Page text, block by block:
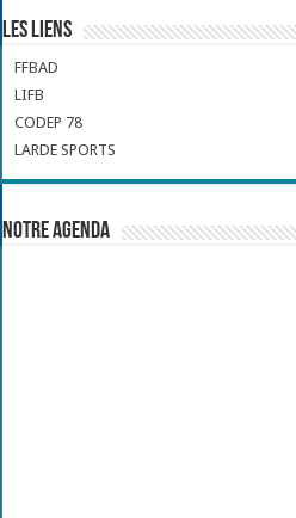
Les liens
FFBAD
LIFB
CODEP 78
LARDE SPORTS
Notre Agenda